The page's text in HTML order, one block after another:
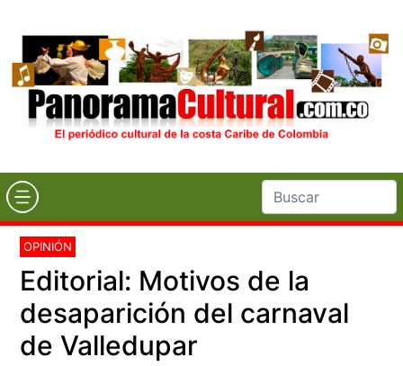
OPINIÓN
Editorial: Motivos de la
desaparición del carnaval
de Valledupar